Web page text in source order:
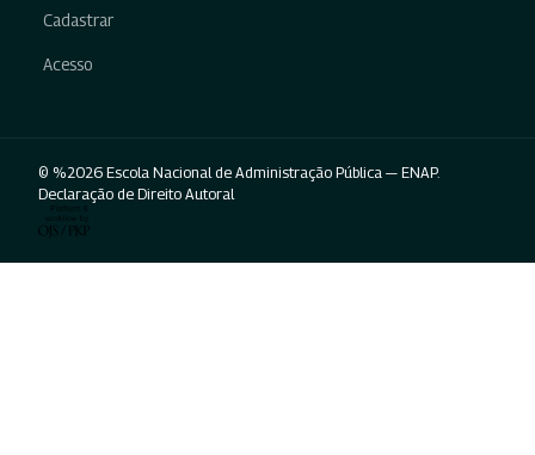
Cadastrar
Acesso
© %2026 Escola Nacional de Administração Pública — ENAP.
Declaração de Direito Autoral